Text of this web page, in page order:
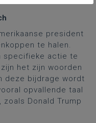
president
te halen.
specifieke actie te
het zijn woorden
deze bijdrage wordt
opvallende taal
zoals Donald Trump